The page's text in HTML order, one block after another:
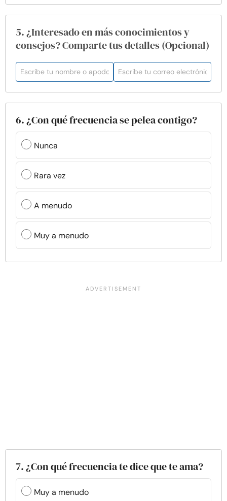
5. ¿Interesado en más conocimientos y
consejos? Comparte tus detalles (Opcional)
6. ¿Con qué frecuencia se pelea contigo?
Nunca
Rara vez
A menudo
Muy a menudo
7. ¿Con qué frecuencia te dice que te ama?
Muy a menudo